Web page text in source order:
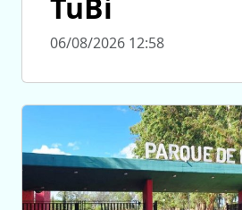
TuBi
06/08/2026 12:58